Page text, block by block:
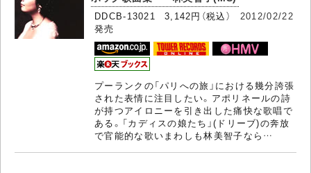
DDCB-13021 3,142円（税込） 2012/02/22
発売
プーランクの「パリへの旅」における幾分誇張
された表情に注目したい。アポリネールの詩
が持つアイロニーを引き出した痛快な歌唱で
ある。「カディスの娘たち」(ドリーブ)の奔放
で官能的な歌いまわしも林美智子なら…